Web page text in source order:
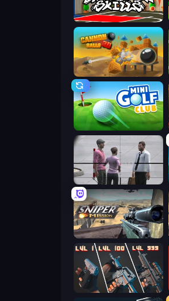
Basketball Skills
Cannon Balls 3D
Mini Golf Club
Sniper Mission
The Range 3D